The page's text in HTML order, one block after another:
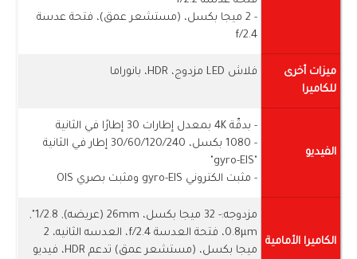
- 2 ميجا بكسل، (مستشعر عمق)، فتحة عدسة
f/2.4
ميزات أخرى
للكاميرا
فلاش LED مزدوج، HDR، بانوراما
الفيديو
- بدقّة 4K بمعدل إطارات 30 إطارًا في الثانية
- 1080 بكسل، 30/60/120/240 إطار في الثانية
"gyro-EIS"
- مثبت الكتروني gyro-EIS ومثبت بصري OIS
الكاميرا الأمامية
مزدوجه:- 32 ميجا بكسل، 26mm (عريضه), 1/2.8",
0.8µm، فتحة العدسة f/2.4، العدسه الثانيه، 2
ميجا بكسل، (مستشعر عمق) تدعم HDR، فيديو